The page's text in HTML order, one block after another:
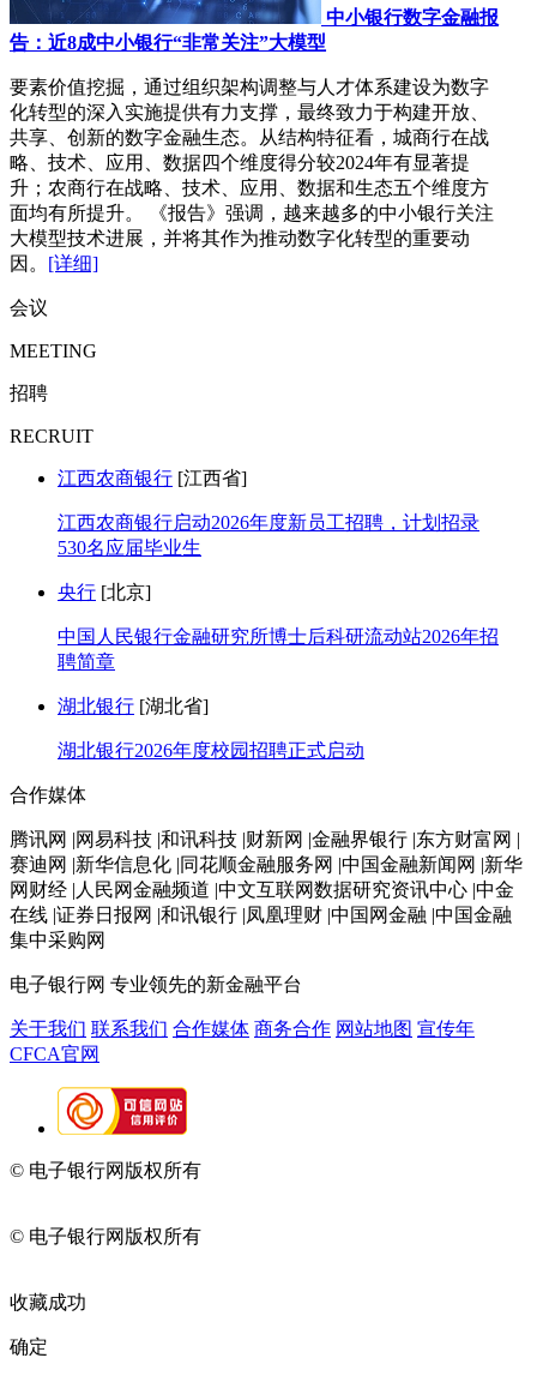
中小银行数字金融报
告：近8成中小银行“非常关注”大模型
要素价值挖掘，通过组织架构调整与人才体系建设为数字
化转型的深入实施提供有力支撑，最终致力于构建开放、
共享、创新的数字金融生态。从结构特征看，城商行在战
略、技术、应用、数据四个维度得分较2024年有显著提
升；农商行在战略、技术、应用、数据和生态五个维度方
面均有所提升。 《报告》强调，越来越多的中小银行关注
大模型技术进展，并将其作为推动数字化转型的重要动
因。 [详细]
会议
MEETING
招聘
RECRUIT
江西农商银行 [江西省]
江西农商银行启动2026年度新员工招聘，计划招录
530名应届毕业生
央行 [北京]
中国人民银行金融研究所博士后科研流动站2026年招
聘简章
湖北银行 [湖北省]
湖北银行2026年度校园招聘正式启动
合作媒体
腾讯网 |网易科技 |和讯科技 |财新网 |金融界银行 |东方财富网 |
赛迪网 |新华信息化 |同花顺金融服务网 |中国金融新闻网 |新华
网财经 |人民网金融频道 |中文互联网数据研究资讯中心 |中金
在线 |证券日报网 |和讯银行 |凤凰理财 |中国网金融 |中国金融
集中采购网
电子银行网 专业领先的新金融平台
关于我们 联系我们 合作媒体 商务合作 网站地图 宣传年
CFCA官网
© 电子银行网版权所有
© 电子银行网版权所有
收藏成功
确定